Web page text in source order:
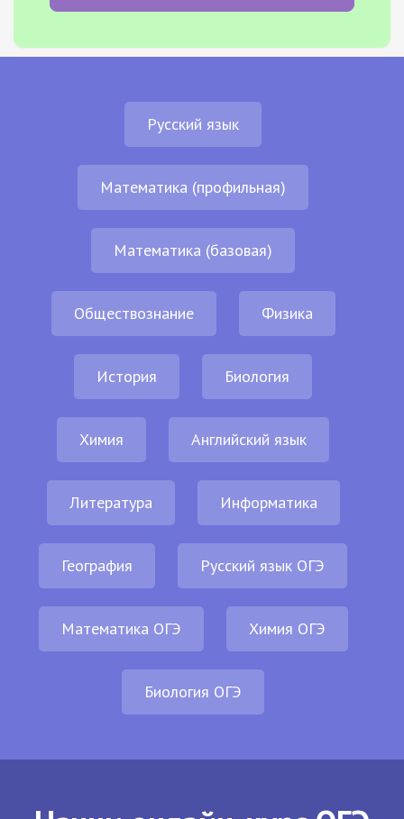
Русский язык
Математика (профильная)
Математика (базовая)
Обществознание Физика
История Биология
Химия Английский язык
Литература Информатика
География Русский язык ОГЭ
Математика ОГЭ Химия ОГЭ
Биология ОГЭ